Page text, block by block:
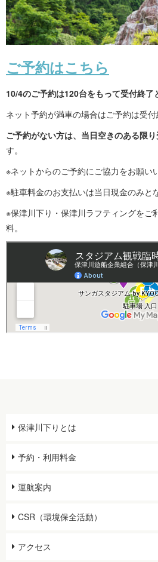
ご予約はこちら
10/4のご予約は120台をもって受付終了
ネット予約が満車の場合はご予約は受付
ご予約がない方は、当日空きのある限
す。
※ネットからのご予約にご協力をお願い
※駐車料金のお支払いは当日現金のみと
※保津川下り・保津川ラフティングをご
料。
保津川下りとは
予約・利用料金
運航案内
CSR（環境保全活動）
アクセス